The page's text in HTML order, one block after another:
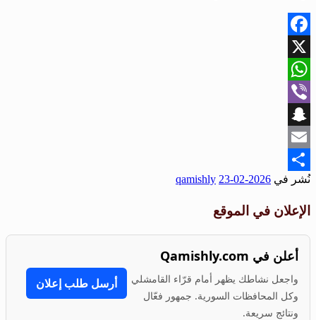
Facebook
X
WhatsApp
Viber
Snapchat
Email
Share
نُشر في 2026-02-23
qamishly
الإعلان في الموقع
أعلن في Qamishly.com
واجعل نشاطك يظهر أمام قرّاء القامشلي
وكل المحافظات السورية. جمهور فعّال
ونتائج سريعة.
أرسل طلب إعلان